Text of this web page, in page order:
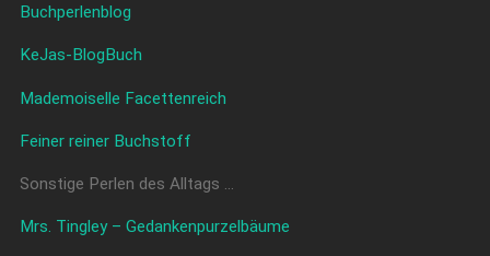
Buchperlenblog
KeJas-BlogBuch
Mademoiselle Facettenreich
Feiner reiner Buchstoff
Sonstige Perlen des Alltags …
Mrs. Tingley – Gedankenpurzelbäume